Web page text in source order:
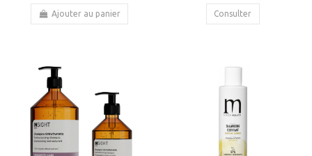
Ajouter au panier Consulter